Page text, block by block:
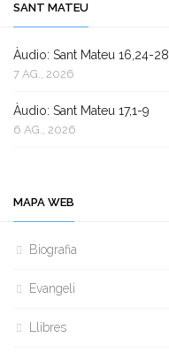
SANT MATEU
Àudio: Sant Mateu 16,24-28
7 AG., 2026
Àudio: Sant Mateu 17,1-9
6 AG., 2026
MAPA WEB
Biografia
Evangeli
Llibres